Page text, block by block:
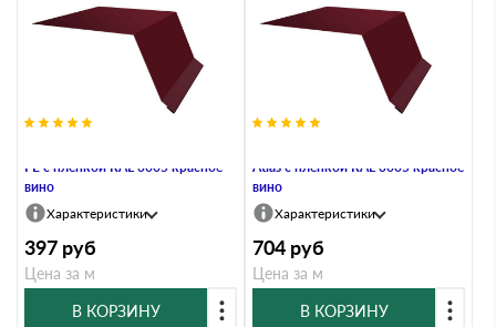
PE с пленкой RAL 3005 красное
вино
Характеристики
397 руб
Цена за м
В КОРЗИНУ
Atlas с пленкой RAL 3005 красное
вино
Характеристики
704 руб
Цена за м
В КОРЗИНУ